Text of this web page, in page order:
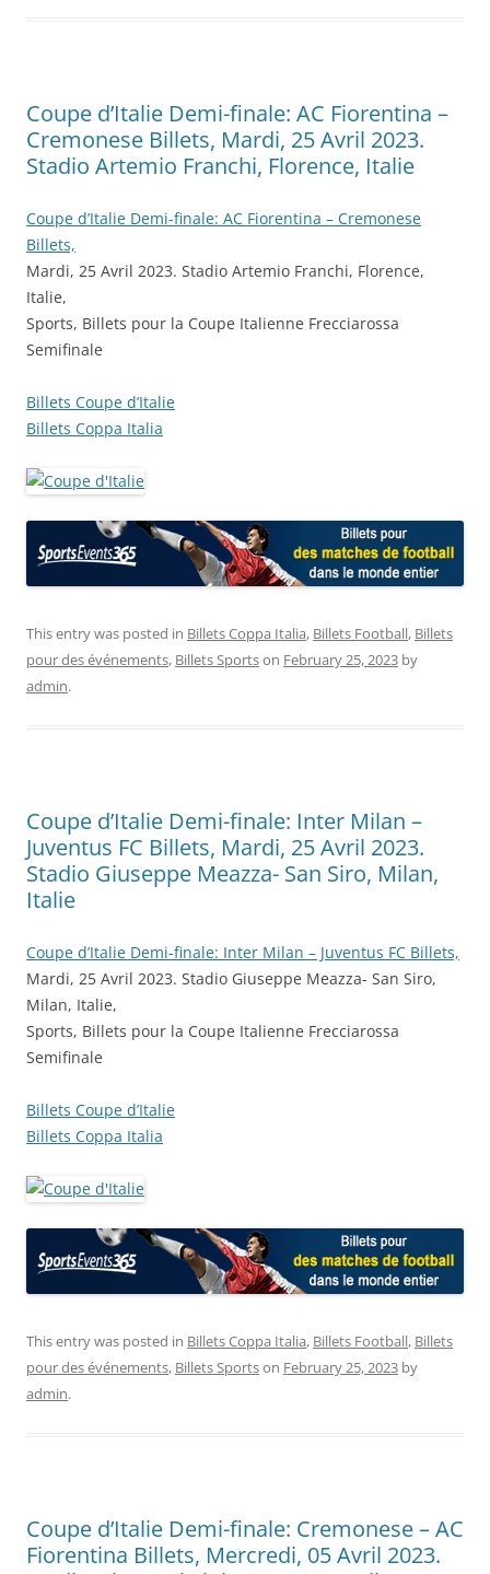
Coupe d’Italie Demi-finale: AC Fiorentina –
Cremonese Billets, Mardi, 25 Avril 2023.
Stadio Artemio Franchi, Florence, Italie
Coupe d’Italie Demi-finale: AC Fiorentina – Cremonese
Billets,
Mardi, 25 Avril 2023. Stadio Artemio Franchi, Florence,
Italie,
Sports, Billets pour la Coupe Italienne Frecciarossa
Semifinale
Billets Coupe d’Italie
Billets Coppa Italia
This entry was posted in Billets Coppa Italia, Billets Football, Billets
pour des événements, Billets Sportson February 25, 2023 by
admin.
Coupe d’Italie Demi-finale: Inter Milan –
Juventus FC Billets, Mardi, 25 Avril 2023.
Stadio Giuseppe Meazza- San Siro, Milan,
Italie
Coupe d’Italie Demi-finale: Inter Milan – Juventus FC Billets,
Mardi, 25 Avril 2023. Stadio Giuseppe Meazza- San Siro,
Milan, Italie,
Sports, Billets pour la Coupe Italienne Frecciarossa
Semifinale
Billets Coupe d’Italie
Billets Coppa Italia
This entry was posted in Billets Coppa Italia, Billets Football, Billets
pour des événements, Billets Sportson February 25, 2023 by
admin.
Coupe d’Italie Demi-finale: Cremonese – AC
Fiorentina Billets, Mercredi, 05 Avril 2023.